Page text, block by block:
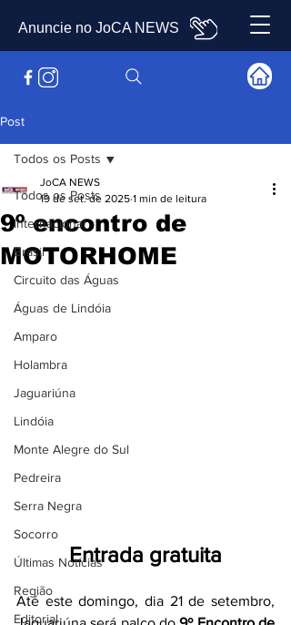
Anuncie no JoCA NEWS
Post
Todos os Posts
Internacional
Brasil
Circuito das Águas
Águas de Lindóia
Amparo
Holambra
Jaguariúna
Lindóia
Monte Alegre do Sul
Pedreira
Serra Negra
Socorro
Últimas Notícias
Região
Editorial
Todos os Posts
9º encontro de
MOTORHOME
JoCA NEWS
19 de set. de 2025 1 min de leitura
Entrada gratuita
Até este domingo, dia 21 de setembro,